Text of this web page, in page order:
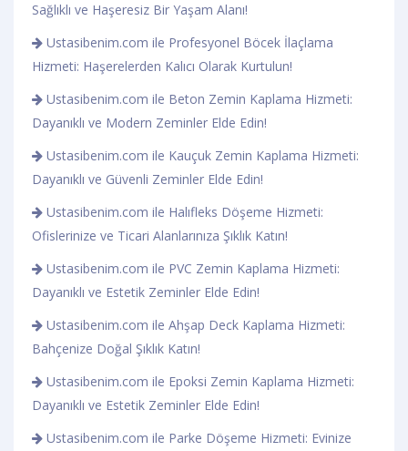
Sağlıklı ve Haşeresiz Bir Yaşam Alanı!
Ustasibenim.com ile Profesyonel Böcek İlaçlama
Hizmeti: Haşerelerden Kalıcı Olarak Kurtulun!
Ustasibenim.com ile Beton Zemin Kaplama Hizmeti:
Dayanıklı ve Modern Zeminler Elde Edin!
Ustasibenim.com ile Kauçuk Zemin Kaplama Hizmeti:
Dayanıklı ve Güvenli Zeminler Elde Edin!
Ustasibenim.com ile Halıfleks Döşeme Hizmeti:
Ofislerinize ve Ticari Alanlarınıza Şıklık Katın!
Ustasibenim.com ile PVC Zemin Kaplama Hizmeti:
Dayanıklı ve Estetik Zeminler Elde Edin!
Ustasibenim.com ile Ahşap Deck Kaplama Hizmeti:
Bahçenize Doğal Şıklık Katın!
Ustasibenim.com ile Epoksi Zemin Kaplama Hizmeti:
Dayanıklı ve Estetik Zeminler Elde Edin!
Ustasibenim.com ile Parke Döşeme Hizmeti: Evinize